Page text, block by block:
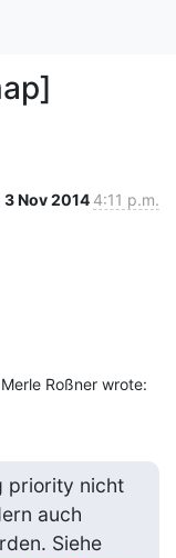
3 Nov 2014 4:11 p.m.
Roßner wrote:
priority nicht
auch
bei Schienen verwendet werden. Siehe